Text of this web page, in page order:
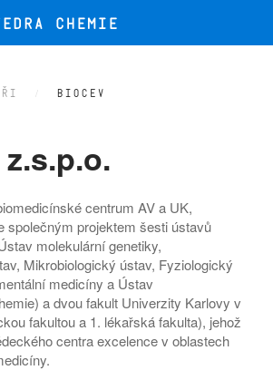
BIOCEV
centrum AV a UK,
společným projektem šesti ústavů
molekulární genetiky,
Mikrobiologický ústav, Fyziologický
medicíny a Ústav
a dvou fakult Univerzity Karlovy v
fakultou a 1. lékařská fakulta), jehož
centra excelence v oblastech